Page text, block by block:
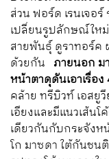
ส่วน ฟอร์ด เรนเจอ
เปลี่ยนรูปลักษณ์ให
สายพันธุ์ ดูราทอร์ค
ด้วยกัน ภายนอก
หน้าตาดุดันเอาเรื่อง
คล้าย ทรีบิวท์ เอสยู
เอียงและมีแนวเส้
เดียวกันกับกระจังห
โก มาซดา ใต้กันชน